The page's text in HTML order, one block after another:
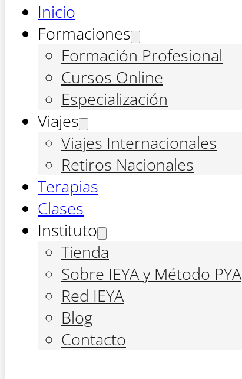
Inicio
Formaciones
Formación Profesional
Cursos Online
Especialización
Viajes
Viajes Internacionales
Retiros Nacionales
Terapias
Clases
Instituto
Tienda
Sobre IEYA y Método PYA
Red IEYA
Blog
Contacto